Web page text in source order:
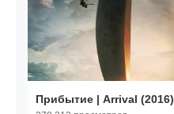
Прибытие | Arrival (2016)